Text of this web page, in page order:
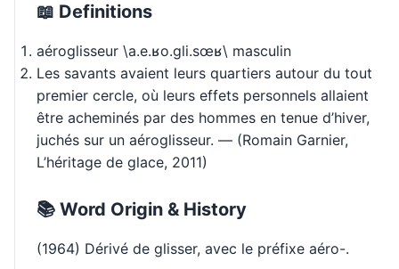
📖 Definitions
aéroglisseur \a.e.ʁo.ɡli.sœʁ\ masculin
Les savants avaient leurs quartiers autour du tout
premier cercle, où leurs effets personnels allaient
être acheminés par des hommes en tenue d’hiver,
juchés sur un aéroglisseur. — (Romain Garnier,
L’héritage de glace, 2011)
📚 Word Origin & History
(1964) Dérivé de glisser, avec le préfixe aéro-.